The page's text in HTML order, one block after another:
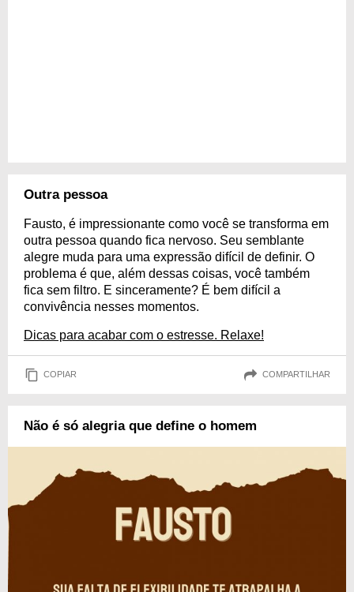
Outra pessoa
Fausto, é impressionante como você se transforma em
outra pessoa quando fica nervoso. Seu semblante
alegre muda para uma expressão difícil de definir. O
problema é que, além dessas coisas, você também
fica sem filtro. E sinceramente? É bem difícil a
convivência nesses momentos.
Dicas para acabar com o estresse. Relaxe!
COPIAR COMPARTILHAR
Não é só alegria que define o homem